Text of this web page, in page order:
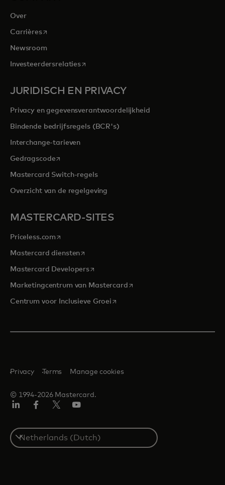
Over
Carrièresopens in a new tab
Newsroom
Investeerdersrelatiesopens in a new tab
JURIDISCH EN PRIVACY
Privacy en gegevensverantwoordelijkheid
Bindende bedrijfsregels (BCR's)
Interchange-tarieven
Gedragscodeopens in a new tab
Mastercard Switch-regels
Overzicht van de regelgeving
MASTERCARD-SITES
Priceless.com opens in a new tab
Mastercard dienstenopens in a new tab
Mastercard Developersopens in a new tab
Marketingcentrum van Mastercardopens in a new tab
Centrum voor Inclusieve Groeiopens in a new tab
© 1994-2026 Mastercard.
Privacy Terms Manage cookies
Select
a
country